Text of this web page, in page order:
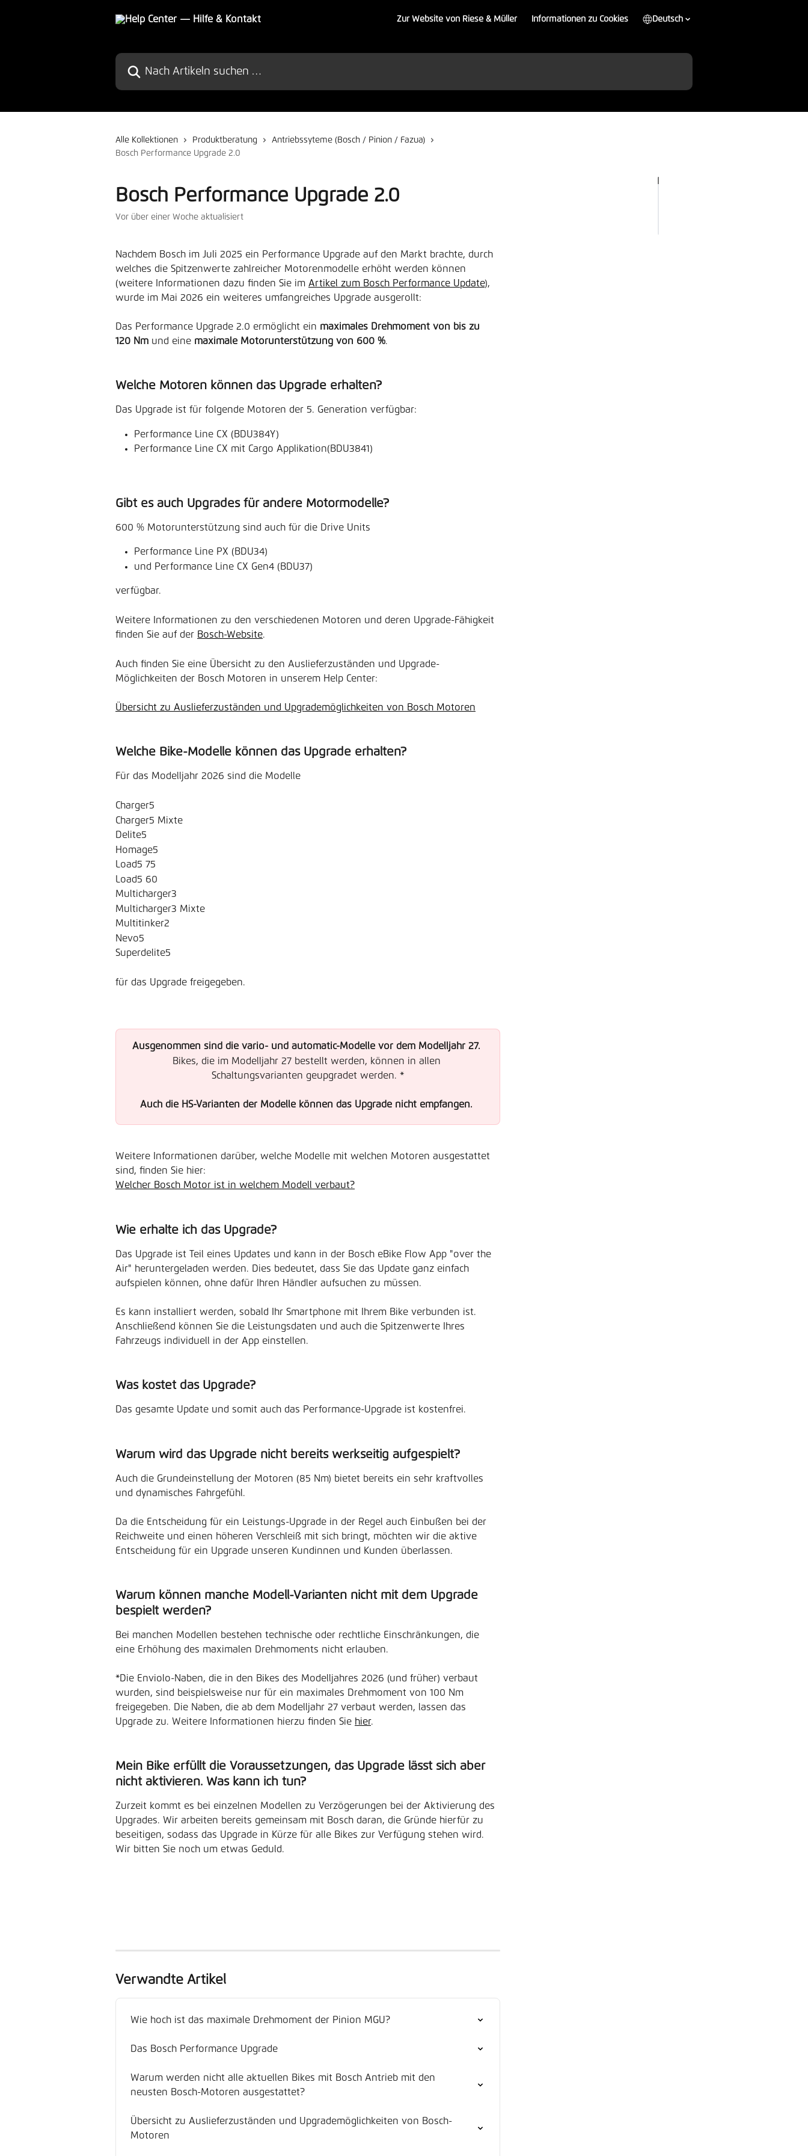
Zur Website von Riese & Müller Informationen zu Cookies Deutsch
Nach Artikeln suchen …
Alle Kollektionen Produktberatung
Antriebssyteme (Bosch / Pinion / Fazua)
Bosch Performance Upgrade 2.0
Bosch Performance Upgrade 2.0
Vor über einer Woche aktualisiert
Nachdem Bosch im Juli 2025 ein Performance Upgrade auf den Markt brachte, durch
welches die Spitzenwerte zahlreicher Motorenmodelle erhöht werden können
(weitere Informationen dazu finden Sie im Artikel zum Bosch Performance Update),
wurde im Mai 2026 ein weiteres umfangreiches Upgrade ausgerollt:
Das Performance Upgrade 2.0 ermöglicht ein maximales Drehmoment von bis zu
120 Nm und eine maximale Motorunterstützung von 600 %.
Welche Motoren können das Upgrade erhalten?
Das Upgrade ist für folgende Motoren der 5. Generation verfügbar:
Performance Line CX (BDU384Y)
Performance Line CX mit Cargo Applikation(BDU3841)
Gibt es auch Upgrades für andere Motormodelle?
600 % Motorunterstützung sind auch für die Drive Units
Performance Line PX (BDU34)
und Performance Line CX Gen4 (BDU37)
verfügbar.
Weitere Informationen zu den verschiedenen Motoren und deren Upgrade-Fähigkeit
finden Sie auf der Bosch-Website.
Auch finden Sie eine Übersicht zu den Auslieferzuständen und Upgrade-
Möglichkeiten der Bosch Motoren in unserem Help Center:
Übersicht zu Auslieferzuständen und Upgrademöglichkeiten von Bosch Motoren
Welche Bike-Modelle können das Upgrade erhalten?
Für das Modelljahr 2026 sind die Modelle
Charger5
Charger5 Mixte
Delite5
Homage5
Load5 75
Load5 60
Multicharger3
Multicharger3 Mixte
Multitinker2
Nevo5
Superdelite5
für das Upgrade freigegeben.
Ausgenommen sind die vario- und automatic-Modelle vor dem Modelljahr 27.
Bikes, die im Modelljahr 27 bestellt werden, können in allen
Schaltungsvarianten geupgradet werden. *
Auch die HS-Varianten der Modelle können das Upgrade nicht empfangen.
Weitere Informationen darüber, welche Modelle mit welchen Motoren ausgestattet
sind, finden Sie hier:
Welcher Bosch Motor ist in welchem Modell verbaut?
Wie erhalte ich das Upgrade?
Das Upgrade ist Teil eines Updates und kann in der Bosch eBike Flow App "over the
Air" heruntergeladen werden. Dies bedeutet, dass Sie das Update ganz einfach
aufspielen können, ohne dafür Ihren Händler aufsuchen zu müssen.
Es kann installiert werden, sobald Ihr Smartphone mit Ihrem Bike verbunden ist.
Anschließend können Sie die Leistungsdaten und auch die Spitzenwerte Ihres
Fahrzeugs individuell in der App einstellen.
Was kostet das Upgrade?
Das gesamte Update und somit auch das Performance-Upgrade ist kostenfrei.
Warum wird das Upgrade nicht bereits werkseitig aufgespielt?
Auch die Grundeinstellung der Motoren (85 Nm) bietet bereits ein sehr kraftvolles
und dynamisches Fahrgefühl.
Da die Entscheidung für ein Leistungs-Upgrade in der Regel auch Einbußen bei der
Reichweite und einen höheren Verschleiß mit sich bringt, möchten wir die aktive
Entscheidung für ein Upgrade unseren Kundinnen und Kunden überlassen.
Warum können manche Modell-Varianten nicht mit dem Upgrade
bespielt werden?
Bei manchen Modellen bestehen technische oder rechtliche Einschränkungen, die
eine Erhöhung des maximalen Drehmoments nicht erlauben.
*Die Enviolo-Naben, die in den Bikes des Modelljahres 2026 (und früher) verbaut
wurden, sind beispielsweise nur für ein maximales Drehmoment von 100 Nm
freigegeben. Die Naben, die ab dem Modelljahr 27 verbaut werden, lassen das
Upgrade zu. Weitere Informationen hierzu finden Sie hier.
Mein Bike erfüllt die Voraussetzungen, das Upgrade lässt sich aber
nicht aktivieren. Was kann ich tun?
Zurzeit kommt es bei einzelnen Modellen zu Verzögerungen bei der Aktivierung des
Upgrades. Wir arbeiten bereits gemeinsam mit Bosch daran, die Gründe hierfür zu
beseitigen, sodass das Upgrade in Kürze für alle Bikes zur Verfügung stehen wird.
Wir bitten Sie noch um etwas Geduld.
Verwandte Artikel
Wie hoch ist das maximale Drehmoment der Pinion MGU?
Das Bosch Performance Upgrade
Warum werden nicht alle aktuellen Bikes mit Bosch Antrieb mit den
neusten Bosch-Motoren ausgestattet?
Übersicht zu Auslieferzuständen und Upgrademöglichkeiten von Bosch-
Motoren